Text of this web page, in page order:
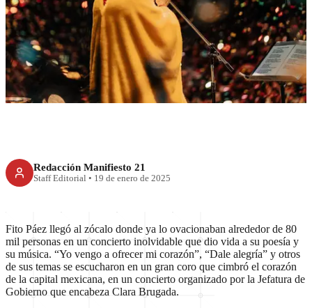
Música, amor y eternidad: Fito
Páez hizo vibrar el Zócalo
Redacción Manifiesto 21
Staff Editorial • 19 de enero de 2025
Fito Páez llegó al zócalo donde ya lo ovacionaban alrededor de 80
mil personas en un concierto inolvidable que dio vida a su poesía y
su música. “Yo vengo a ofrecer mi corazón”, “Dale alegría” y otros
de sus temas se escucharon en un gran coro que cimbró el corazón
de la capital mexicana, en un concierto organizado por la Jefatura de
Gobierno que encabeza Clara Brugada.